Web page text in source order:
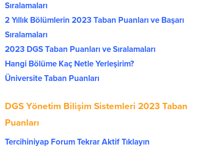
Sıralamaları
2 Yıllık Bölümlerin 2023 Taban Puanları ve Başarı
Sıralamaları
2023 DGS Taban Puanları ve Sıralamaları
Hangi Bölüme Kaç Netle Yerleşirim?
Üniversite Taban Puanları
DGS Yönetim Bilişim Sistemleri 2023 Taban
Puanları
Tercihiniyap Forum Tekrar Aktif Tıklayın